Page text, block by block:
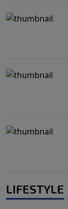
LIFESTYLE